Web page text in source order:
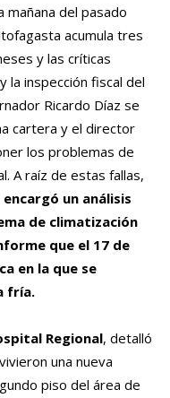
del pasado
acumula tres
y las críticas
la inspección fiscal del
Ricardo Díaz se
cartera y el director
los problemas de
A raíz de estas fallas,
un análisis
de climatización
que el 17 de
en la que se
fría.
Regional, detalló
una nueva
piso del área de